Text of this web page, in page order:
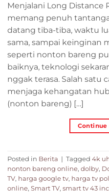
Menjalani Long Distance
memang penuh
datang tiba-tiba, waktu
sama, sampai keinginan
seperti nonton bareng
baiknya, teknologi
nggak terasa. Salah satu
menjaga kehangatan
(nonton bareng) […]
Continue
Posted in Berita | Tagged 4k
nonton bareng online, dolby,
TV, harga google tv, harga tv
online, Smart TV, smart tv 43